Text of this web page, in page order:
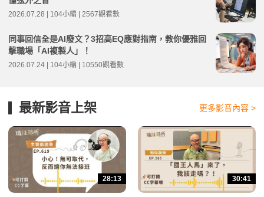
2026.07.28 | 104小編 | 2567觀看數
同事回信全是AI廢文？3招高EQ應對指南，教你優雅回
擊職場「AI複製人」！
2026.07.24 | 104小編 | 10550觀看數
最新影音上架 更多影音內容 >
28:13 30:41